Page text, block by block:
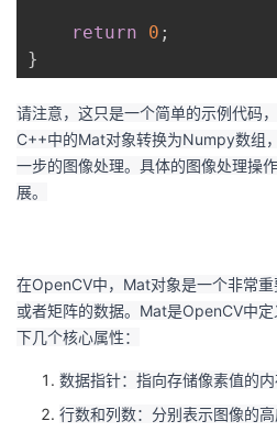
return 0 ;
}
请注意，这只是一个简单的示例代码
C++中的Mat对象转换为Numpy数组
一步的图像处理。具体的图像处理操
展。
在OpenCV中，Mat对象是一个非常
或者矩阵的数据。Mat是OpenCV中
下几个核心属性：
数据指针：指向存储像素值的内
行数和列数：分别表示图像的高